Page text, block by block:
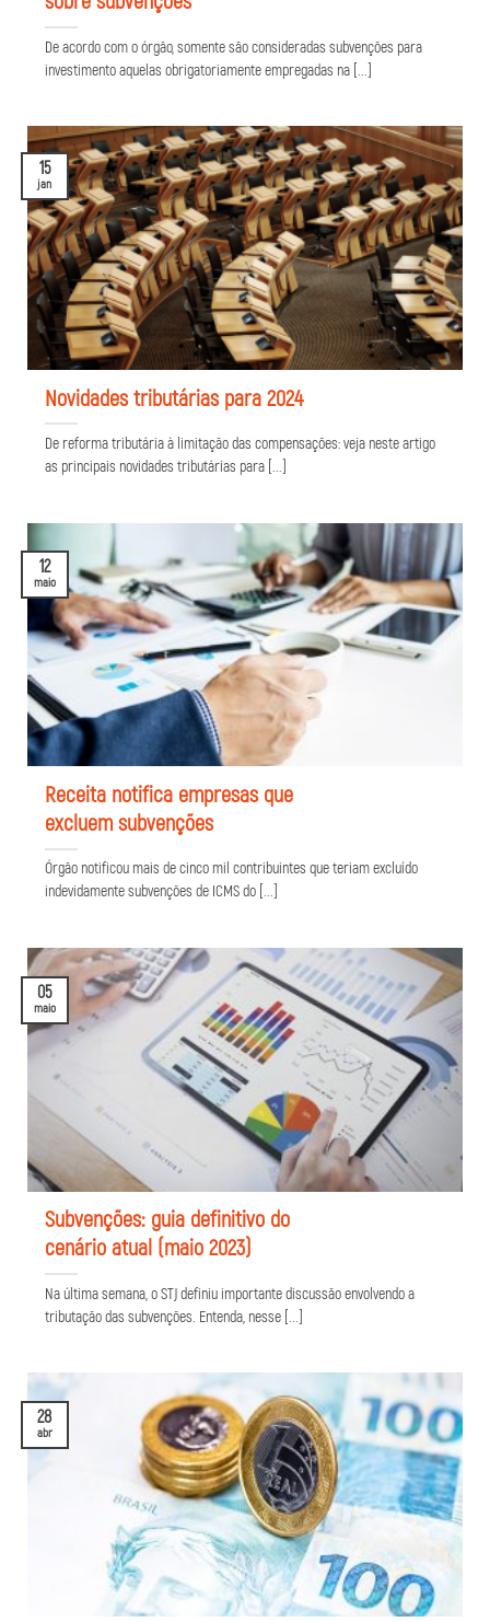
De acordo com o órgão, somente são consideradas subvenções para
investimento aquelas obrigatoriamente empregadas na [...]
Novidades tributárias para 2024
De reforma tributária à limitação das compensações: veja neste artigo
as principais novidades tributárias para [...]
15
jan
Receita notifica empresas que
excluem subvenções
Órgão notificou mais de cinco mil contribuintes que teriam excluído
indevidamente subvenções de ICMS do [...]
12
maio
Subvenções: guia definitivo do
cenário atual (maio 2023)
Na última semana, o STJ definiu importante discussão envolvendo a
tributação das subvenções. Entenda, nesse [...]
05
maio
28
abr